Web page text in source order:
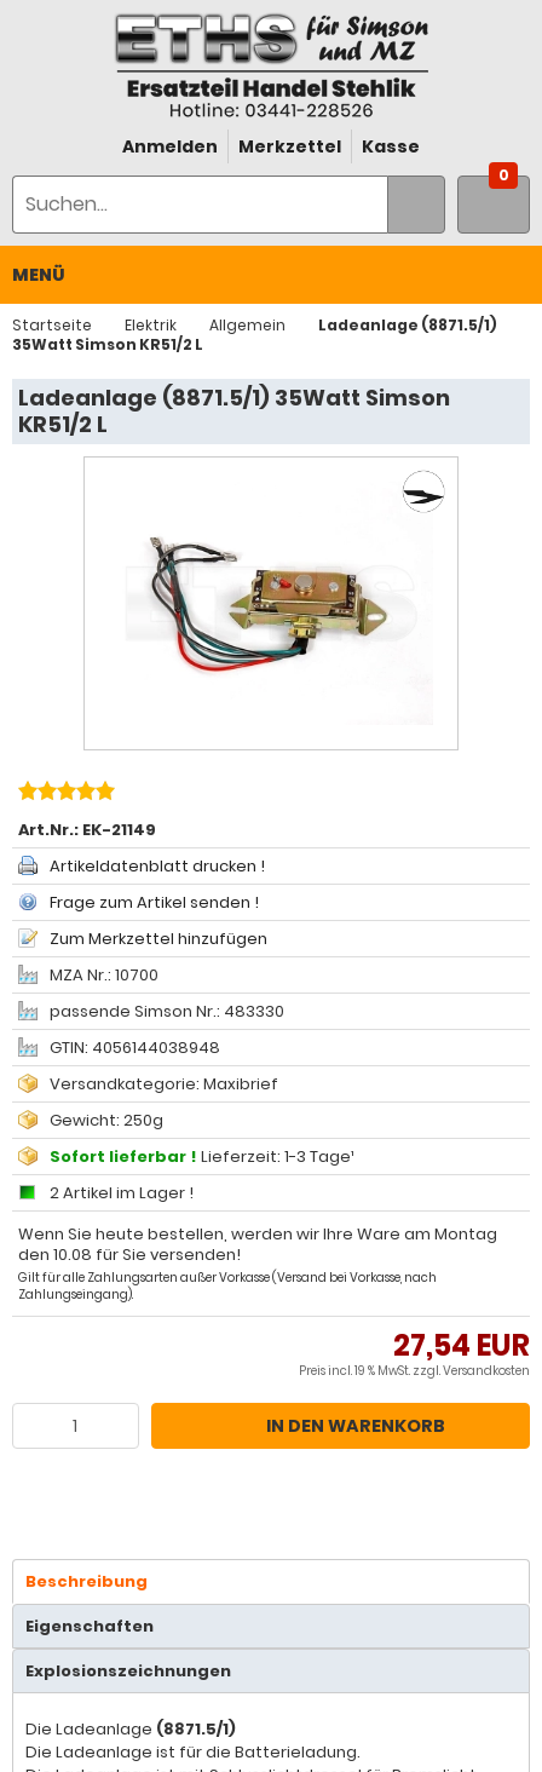
Anmelden Merkzettel Kasse
0
MENÜ
Startseite Elektrik Allgemein
Ladeanlage (8871.5/1)
35Watt Simson KR51/2 L
Ladeanlage (8871.5/1) 35Watt Simson
KR51/2 L
Art.Nr.: EK-21149
Artikeldatenblatt drucken !
Frage zum Artikel senden !
Zum Merkzettel hinzufügen
MZA Nr.: 10700
passende Simson Nr.: 483330
GTIN: 4056144038948
Versandkategorie: Maxibrief
Gewicht: 250g
Sofort lieferbar ! Lieferzeit: 1-3 Tage¹
2 Artikel im Lager !
Wenn Sie heute bestellen, werden wir Ihre Ware am Montag
den 10.08 für Sie versenden!
Gilt für alle Zahlungsarten außer Vorkasse (Versand bei Vorkasse, nach
Zahlungseingang).
27,54 EUR
Preis incl. 19 % MwSt. zzgl.Versandkosten
IN DEN WARENKORB
Beschreibung
Eigenschaften
Explosionszeichnungen
Die Ladeanlage (8871.5/1)
Die Ladeanlage ist für die Batterieladung.